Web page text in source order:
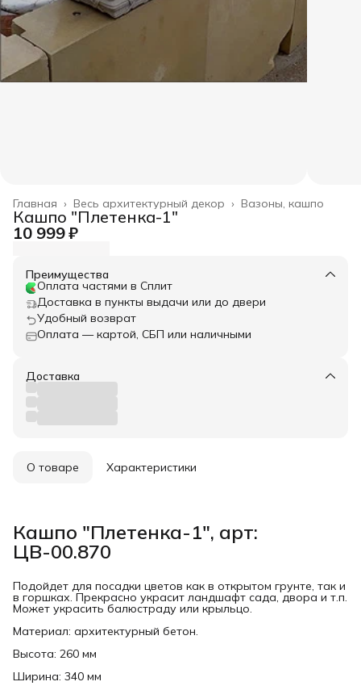
Вазоны, кашпо
Весь архитектурный декор ›
Главная ›
Кашпо "Плетенка-1"
10 999 ₽
Преимущества
Оплата частями в Сплит
Доставка в пункты выдачи или до двери
Удобный возврат
Оплата — картой, СБП или наличными
Доставка
О товаре Характеристики
Кашпо "Плетенка-1", арт:
ЦВ-00.870
Подойдет для посадки цветов как в открытом грунте, так и
в горшках. Прекрасно украсит ландшафт сада, двора и т.п.
Может украсить балюстраду или крыльцо.
Материал: архитектурный бетон.
Высота: 260 мм
Ширина: 340 мм